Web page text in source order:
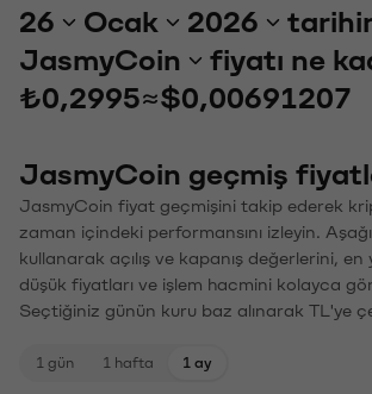
26 Ocak 2026
JasmyCoin
fiyatı ne
₺0,2995≈$0,00691207
JasmyCoin geçmiş
JasmyCoin fiyat geçmişini takip ederek
zaman içindeki performansını izleyin.
kullanarak açılış ve kapanış değerlerini, en
düşük fiyatları ve işlem hacmini kolayca
Seçtiğiniz günün kuru baz alınarak TL'ye
1 gün 1 hafta 1 ay